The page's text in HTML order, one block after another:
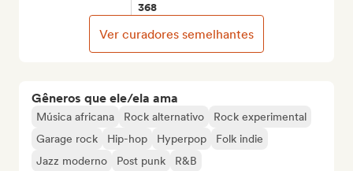
Gêneros que ele/ela ama
Música africana Rock alternativo
Rock experimental
Garage rock
Hip-hop Hyperpop
Folk indie
Jazz moderno
Post punk R&B
368
Ver curadores semelhantes